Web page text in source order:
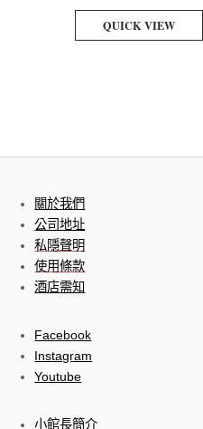
QUICK VIEW
關於我們
公司地址
私隱聲明
使用條款
酒店需知
Facebook
Instagram
Youtube
小館長簡介